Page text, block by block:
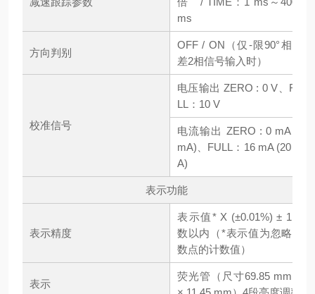
ms
方向判别
OFF / ON（仅-限90°相位
差2相信号输入时）
校准信号
电压输出 ZERO : 0 V、FU
LL：10 V
电流输出 ZERO : 0 mA (4
mA)、FULL：16 mA (20 m
A)
表示功能
表示精度
表示值* X (±0.01%) ± 1计
数以内（*表示值为忽略小
数点的计数值）
表示
荧光管（尺寸69.85 mm